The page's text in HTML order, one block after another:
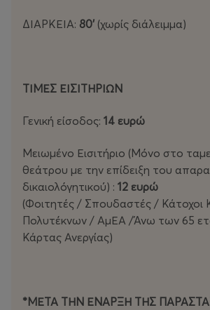
ΔΙΑΡΚΕΙΑ: 80' (χωρίς διάλειμμα)
ΤΙΜΕΣ ΕΙΣΙΤΗΡΙΩΝ
Γενική είσοδος: 14 ευρώ
Μειωμένο Εισιτήριο (Μόνο στο
θεάτρου με την επίδειξη του
δικαιολόγητικού) : 12 ευρώ
(Φοιτητές / Σπουδαστές / Κάτοχοι
Πολυτέκνων / ΑμΕΑ /Άνω των 65
Κάρτας Ανεργίας)
*ΜΕΤΑ ΤΗΝ ΕΝΑΡΞΗ ΤΗΣ